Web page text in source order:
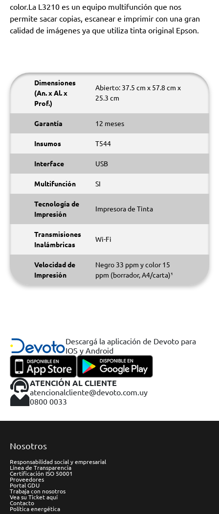
color.La L3210 es un equipo multifunción que nos
permite sacar copias, escanear e imprimir con una gran
calidad de imágenes ya que utiliza tinta original Epson.
Dimensiones
(An. x Al. x
Prof.)
Abierto: 37.5 cm x 57.8 cm x
25.3 cm
Garantía 12 meses
Insumos T544
Interface USB
Multifunción SI
Tecnología de
Impresión
Impresora de Tinta
Transmisiones
Inalámbricas
Wi-Fi
Velocidad de
Impresión
Negro 33 ppm y color 15
ppm (borrador, A4/carta)¹
Descargá la aplicación de Devoto para
IOS y Android
ATENCIÓN AL CLIENTE
atencionalcliente@devoto.com.uy
0800 0033
Nosotros
Responsabilidad social y empresarial
Línea de Transparencia
Certificación ISO 50001
Proveedores
Portal GDU
Trabaja con nosotros
Vea su Ticket aquí
Contacto
Política energética